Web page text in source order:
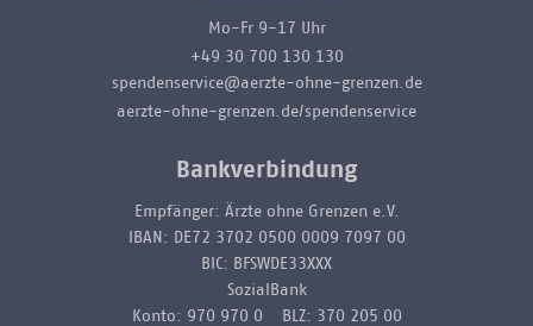
Mo-Fr 9-17 Uhr
+49 30 700 130 130
spendenservice@aerzte-ohne-grenzen.de
aerzte-ohne-grenzen.de/spendenservice
Bankverbindung
Empfänger: Ärzte ohne Grenzen e.V.
IBAN: DE72 3702 0500 0009 7097 00
BIC: BFSWDE33XXX
SozialBank
Konto: 970 970 0 BLZ: 370 205 00